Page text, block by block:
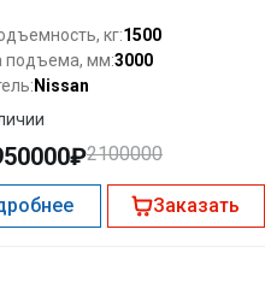
кг:1500
подъема, мм:3000
Nissan
2100000
Заказать